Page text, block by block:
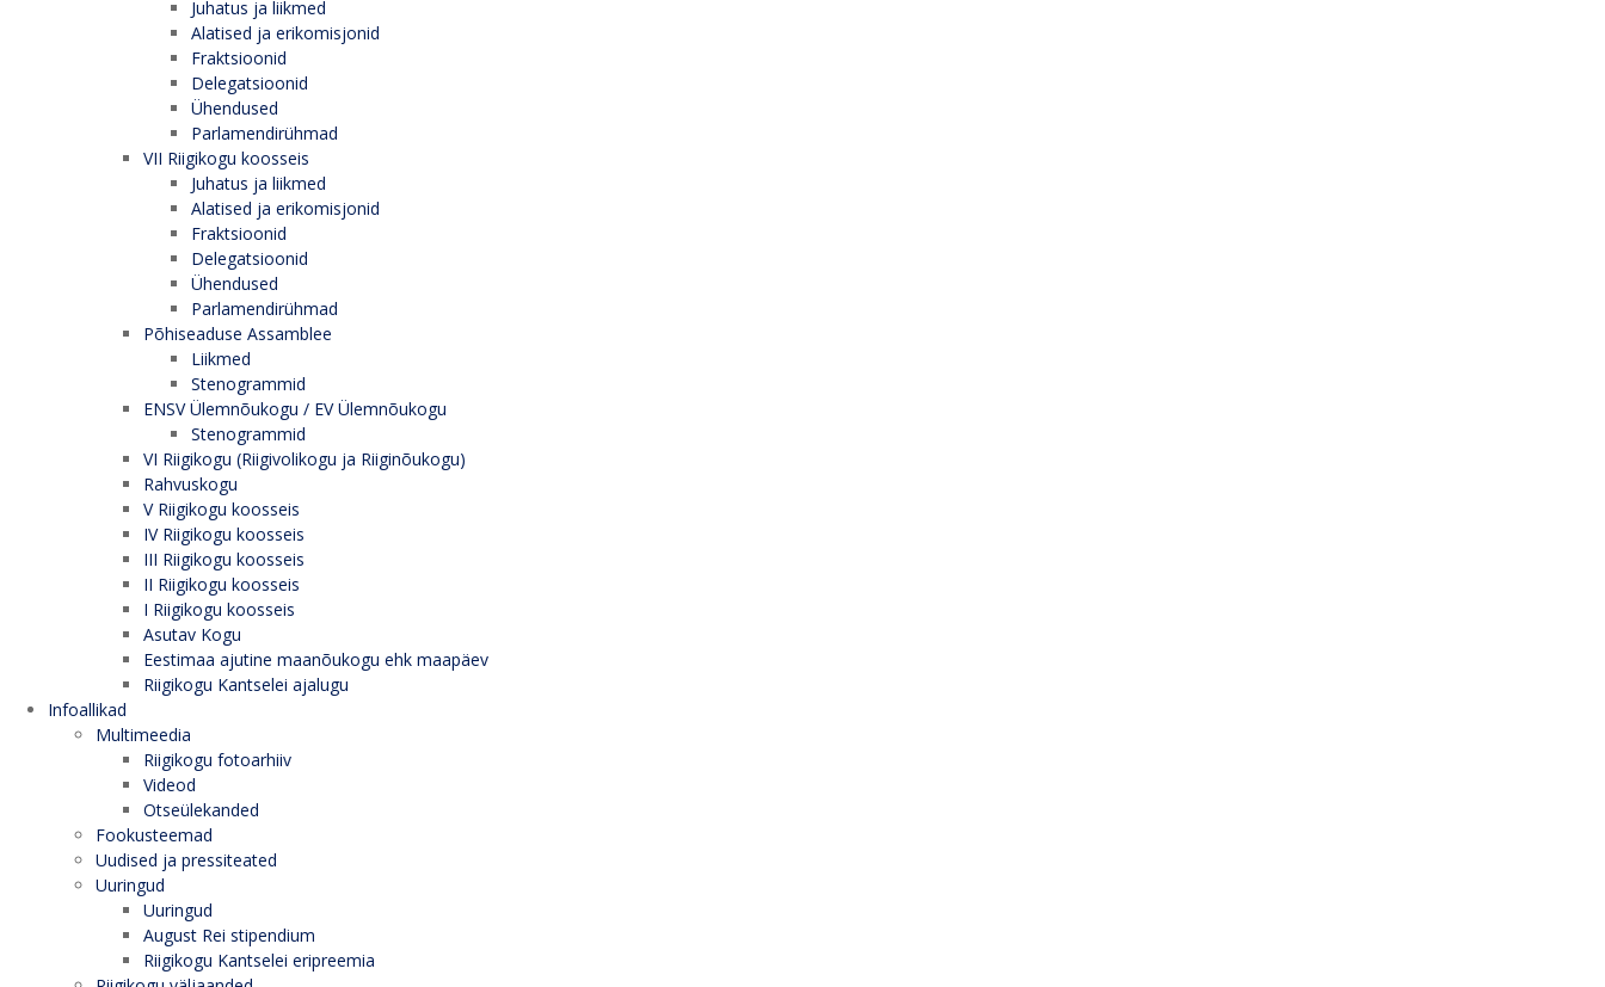
Juhatus ja liikmed
Alatised ja erikomisjonid
Fraktsioonid
Delegatsioonid
Ühendused
Parlamendirühmad
VII Riigikogu koosseis
Juhatus ja liikmed
Alatised ja erikomisjonid
Fraktsioonid
Delegatsioonid
Ühendused
Parlamendirühmad
Põhiseaduse Assamblee
Liikmed
Stenogrammid
ENSV Ülemnõukogu / EV Ülemnõukogu
Stenogrammid
VI Riigikogu (Riigivolikogu ja Riiginõukogu)
Rahvuskogu
V Riigikogu koosseis
IV Riigikogu koosseis
III Riigikogu koosseis
II Riigikogu koosseis
I Riigikogu koosseis
Asutav Kogu
Eestimaa ajutine maanõukogu ehk maapäev
Riigikogu Kantselei ajalugu
Infoallikad
Multimeedia
Riigikogu fotoarhiiv
Videod
Otseülekanded
Fookusteemad
Uudised ja pressiteated
Uuringud
Uuringud
August Rei stipendium
Riigikogu Kantselei eripreemia